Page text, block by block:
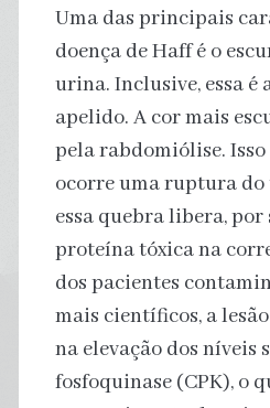
Uma das principais
doença de Haff é o
urina. Inclusive, essa é
apelido. A cor mais
pela rabdomiólise.
ocorre uma ruptura
essa quebra libera, por
proteína tóxica na
dos pacientes
mais científicos, a
na elevação dos níveis
fosfoquinase (CPK), o